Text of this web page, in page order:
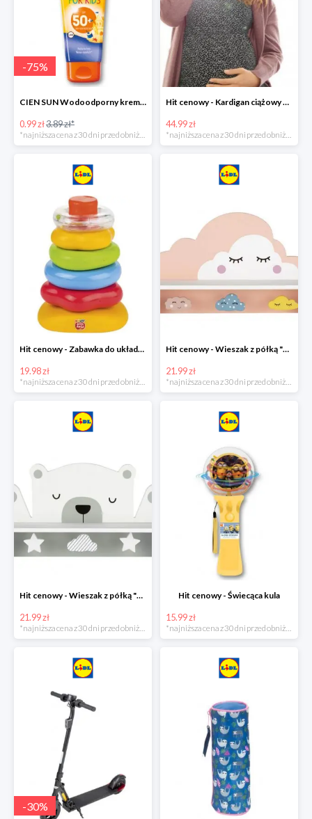
-75%
CIEN SUN Wodoodporny krem do opalania dla dzieci SPF 50 -39%
0.99 zł3.89 zł*
*najniższa cena z 30 dni przed obniżką
Hit cenowy - Kardigan ciążowy z biobawełny
44.99 zł
*najniższa cena z 30 dni przed obniżką
Hit cenowy - Zabawka do układania
19.98 zł
Hit cenowy - Wieszak z półką "Chmurka"
21.99 zł
Hit cenowy - Wieszak z półką "Miś"
21.99 zł
*najniższa cena z 30 dni przed obniżką
Hit cenowy - Świecąca kula
15.99 zł
*najniższa cena z 30 dni przed obniżką
-30%